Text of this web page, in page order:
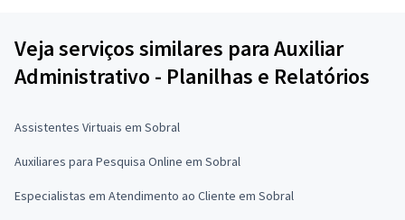
Veja serviços similares para Auxiliar
Administrativo - Planilhas e Relatórios
Assistentes Virtuais em Sobral
Auxiliares para Pesquisa Online em Sobral
Especialistas em Atendimento ao Cliente em Sobral